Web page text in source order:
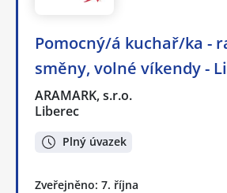
Pomocný/á kuchař/ka -
směny, volné víkendy -
ARAMARK, s.r.o.
Liberec
Plný úvazek
Zveřejněno: 7. října